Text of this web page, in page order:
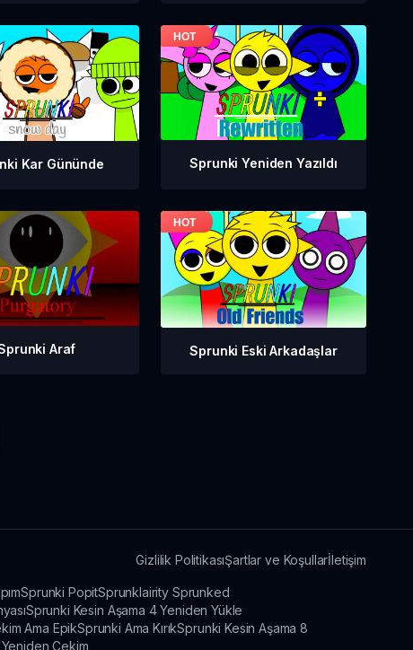
Kar Gününde Sprunki Yeniden Yazıldı
Araf Sprunki Eski Arkadaşlar
Gizlilik PolitikasıŞartlar ve Koşullarİletişim
Sprunki PopitSprunklairity Sprunked
Sprunki Kesin Aşama 4 Yeniden Yükle
Ama EpikSprunki Ama KırıkSprunki Kesin Aşama 8
Çekim